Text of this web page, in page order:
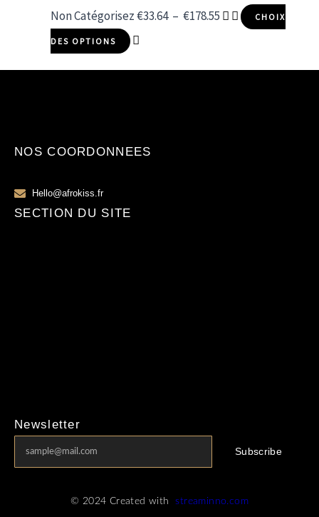
Non Catégorisez€33.64 – €178.55 CHOIX
DES OPTIONS
NOS COORDONNEES
Hello@afrokiss.fr
SECTION DU SITE
Newsletter
Subscribe
© 2024 Created withstreaminno.com